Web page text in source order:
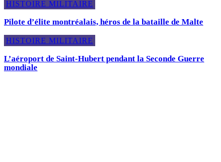
HISTOIRE MILITAIRE
Pilote d’élite montréalais, héros de la bataille de Malte
HISTOIRE MILITAIRE
L’aéroport de Saint-Hubert pendant la Seconde Guerre
mondiale